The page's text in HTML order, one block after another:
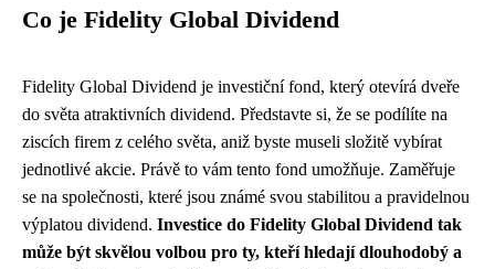
Co je Fidelity Global Dividend
Fidelity Global Dividend je investiční fond, který otevírá dveře
do světa atraktivních dividend. Představte si, že se podílíte na
ziscích firem z celého světa, aniž byste museli složitě vybírat
jednotlivé akcie. Právě to vám tento fond umožňuje. Zaměřuje
se na společnosti, které jsou známé svou stabilitou a pravidelnou
výplatou dividend. Investice do Fidelity Global Dividend tak
může být skvělou volbou pro ty, kteří hledají dlouhodobý a